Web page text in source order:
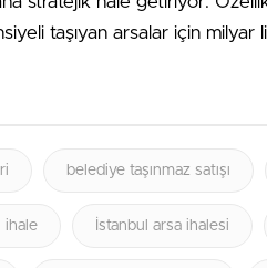
taşıyan arsalar için milyar
belediye taşınmaz satışı
ihale İstanbul arsa ihalesi